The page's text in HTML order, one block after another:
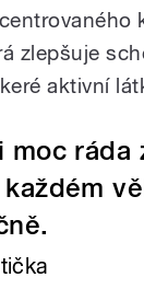
zlepšuje
aktivní
ráda